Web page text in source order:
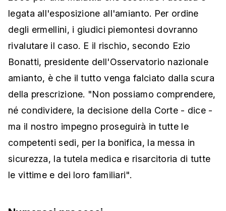
legata all'esposizione all'amianto. Per ordine
degli ermellini, i giudici piemontesi dovranno
rivalutare il caso. E il rischio, secondo Ezio
Bonatti, presidente dell'Osservatorio nazionale
amianto, è che il tutto venga falciato dalla scura
della prescrizione. "Non possiamo comprendere,
né condividere, la decisione della Corte - dice -
ma il nostro impegno proseguirà in tutte le
competenti sedi, per la bonifica, la messa in
sicurezza, la tutela medica e risarcitoria di tutte
le vittime e dei loro familiari".